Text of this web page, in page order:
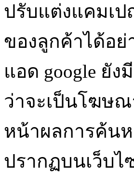
ปรับแต่งแคมเ
ของลูกค้าได้อ
แอด google ยั
ว่าจะเป็นโฆษณ
หน้าผลการค้น
ปรากฏบนเว็บไ